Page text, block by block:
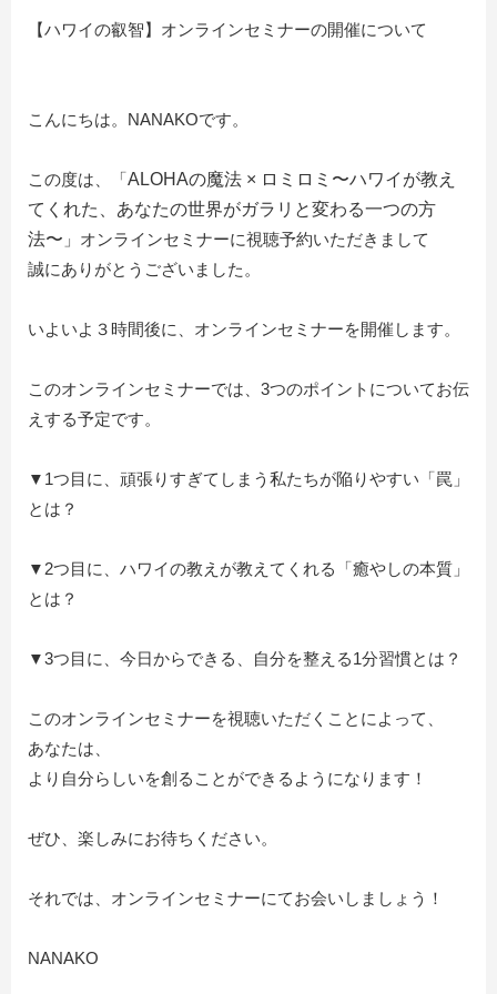
【ハワイの叡智】オンラインセミナーの開催について
こんにちは。NANAKOです。
この度は、「ALOHAの魔法 × ロミロミ〜ハワイが教え
てくれた、あなたの世界がガラリと変わる一つの方
法〜 」オンラインセミナーに視聴予約いただきまして
誠にありがとうございました。
いよいよ３時間後に、オンラインセミナーを開催します。
このオンラインセミナーでは、3つのポイントについてお伝
えする予定です。
▼1つ目に、頑張りすぎてしまう私たちが陥りやすい「罠」
とは？
▼2つ目に、ハワイの教えが教えてくれる「癒やしの本質」
とは？
▼3つ目に、今日からできる、自分を整える1分習慣とは？
このオンラインセミナーを視聴いただくことによって、
あなたは、
より自分らしいを創ることができるようになります！
ぜひ、楽しみにお待ちください。
それでは、オンラインセミナーにてお会いしましょう！
NANAKO